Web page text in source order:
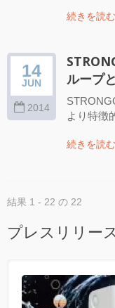
続きを読む
14
JUN
2014
ループ
より特徴
続きを読む
結果 1 - 22 の 22
プレスリリー